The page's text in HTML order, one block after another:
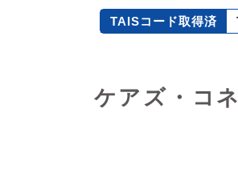
TAISコード取得済
ケアズ・コ